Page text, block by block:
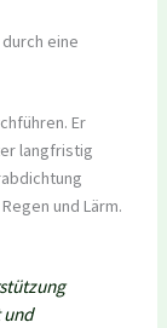
eine
Er
langfristig
und Lärm.
und